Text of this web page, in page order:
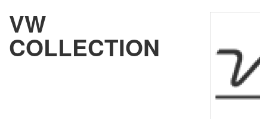
VW
COLLECTION